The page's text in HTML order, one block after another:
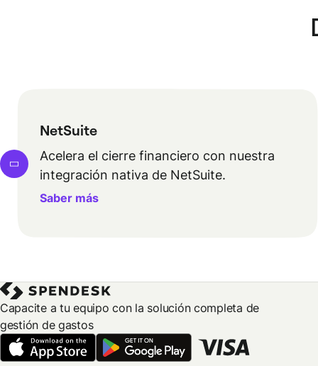
NetSuite
Acelera el cierre financiero con nuestra
integración nativa de NetSuite.
Saber más
Capacite a tu equipo con la solución completa de
gestión de gastos